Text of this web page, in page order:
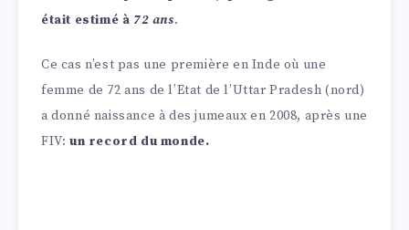
était estimé à 72 ans.
Ce cas n’est pas une première en Inde où une
femme de 72 ans de l’Etat de l’Uttar Pradesh (nord)
a donné naissance à des jumeaux en 2008, après une
FIV:un record du monde.